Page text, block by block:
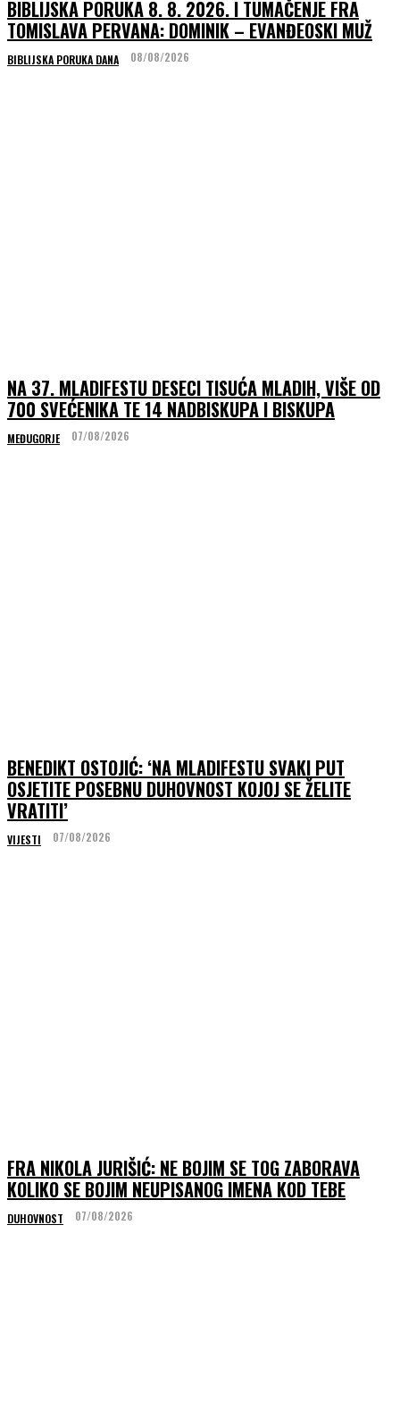
BIBLIJSKA PORUKA 8. 8. 2026. I TUMAČENJE FRA
TOMISLAVA PERVANA: DOMINIK – EVANĐEOSKI MUŽ
BIBLIJSKA PORUKA DANA 08/08/2026
NA 37. MLADIFESTU DESECI TISUĆA MLADIH, VIŠE OD
700 SVEĆENIKA TE 14 NADBISKUPA I BISKUPA
MEĐUGORJE 07/08/2026
BENEDIKT OSTOJIĆ: ‘NA MLADIFESTU SVAKI PUT
OSJETITE POSEBNU DUHOVNOST KOJOJ SE ŽELITE
VRATITI’
VIJESTI 07/08/2026
FRA NIKOLA JURIŠIĆ: NE BOJIM SE TOG ZABORAVA
KOLIKO SE BOJIM NEUPISANOG IMENA KOD TEBE
DUHOVNOST 07/08/2026